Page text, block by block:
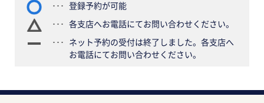
登録予約が可能
各支店へお電話にてお問い合わせください。
ネット予約の受付は終了しました。各支店へ
お電話にてお問い合わせください。